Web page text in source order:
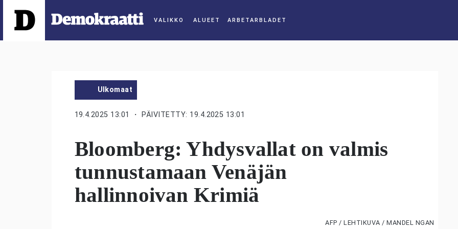
ALUEET
Ulkomaat
19.4.2025 13:01 ・ PÄIVITETTY: 19.4.2025 13:01
Bloomberg: Yhdysvallat on valmis
tunnustamaan Venäjän
hallinnoivan Krimiä
AFP / LEHTIKUVA / MANDEL NGAN